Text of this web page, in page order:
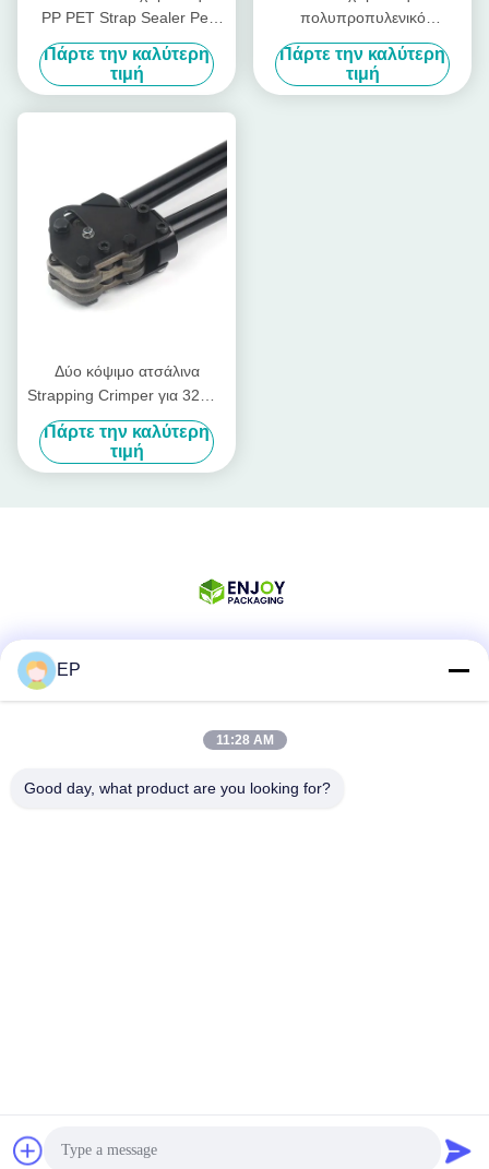
PP PET Strap Sealer Pet
Strap Σφραγιστική μηχανή
χειροκίνητο εργαλείο πέντες
Πάρτε την καλύτερη
τιμή
πολυπροπυλενικό
σφραγιστικό σφραγίσματος
Crimper
Πάρτε την καλύτερη
τιμή
Δύο κόψιμο ατσάλινα
Strapping Crimper για 32mm
πλάτος
Πάρτε την καλύτερη
τιμή
Γρήγορη επικοινωνία
Πνευματικά δικαιώματα © 2024-2026 Wenzhou Enjoy Packaging
Material Co.,Ltd . Διατηρούνται όλα τα πνευματικά δικαιώματα.
EP
11:28 AM
Good day, what product are you looking for?